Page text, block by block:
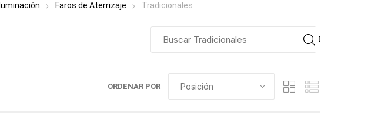
Iluminación Faros de Aterrizaje Tradicionales
ORDENAR POR